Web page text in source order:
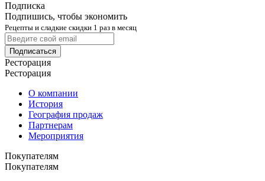
Подписка
Подпишись, чтобы экономить
Рецепты и сладкие скидки 1 раз в месяц
Подписаться
Ресторация
Ресторация
О компании
История
География продаж
Партнерам
Мероприятия
Покупателям
Покупателям